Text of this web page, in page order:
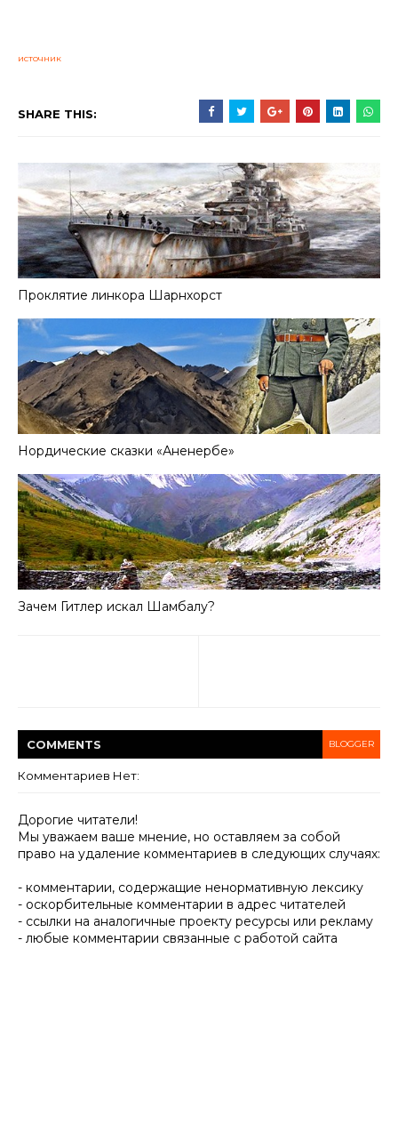
источник
SHARE THIS:
Проклятие линкора Шарнхорст
Нордические сказки «Аненербе»
Зачем Гитлер искал Шамбалу?
COMMENTS BLOGGER
Комментариев Нет:
Дорогие читатели!
Мы уважаем ваше мнение, но оставляем за собой
право на удаление комментариев в следующих случаях:
- комментарии, содержащие ненормативную лексику
- оскорбительные комментарии в адрес читателей
- ссылки на аналогичные проекту ресурсы или рекламу
- любые комментарии связанные с работой сайта